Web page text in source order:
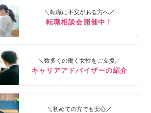
＼転職に不安がある方へ／
転職相談会開催中！
＼数多くの働く女性をご支援／
キャリアアドバイザーの紹介
＼初めての方でも安心／